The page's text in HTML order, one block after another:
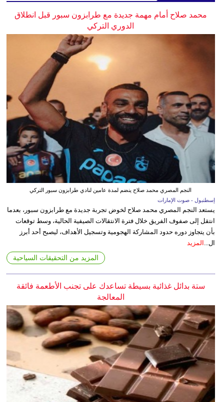
محمد صلاح أمام مهمة جديدة مع طرابزون سبور قبل انطلاق
الدوري التركي
النجم المصري محمد صلاح ينضم لمدة عامين لنادي طرابزون سبور التركي
إسطنبول - صوت الإمارات
يستعد النجم المصري محمد صلاح لخوض تجربة جديدة مع طرابزون سبور، بعدما
انتقل إلى صفوف الفريق خلال فترة الانتقالات الصيفية الحالية، وسط توقعات
بأن يتجاوز دوره حدود المشاركة الهجومية وتسجيل الأهداف، ليصبح أحد أبرز
ال... المزيد
المزيد من التحقيقات السياحية
ستة بدائل غذائية بسيطة تساعدك على تجنب الأطعمة فائقة
المعالجة